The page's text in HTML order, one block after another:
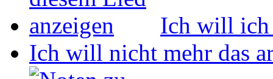
Ich will ich
Ich will nicht mehr das